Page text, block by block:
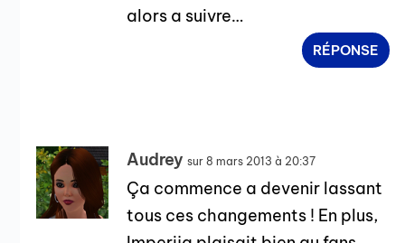
alors a suivre…
RÉPONSE
Audrey sur 8 mars 2013 à 20:37
Ça commence a devenir lassant
tous ces changements ! En plus,